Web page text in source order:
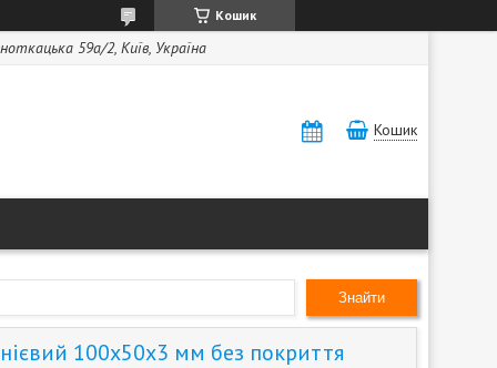
Кошик
59а/2, Київ, Україна
Кошик
Знайти
100х50х3 мм без покриття